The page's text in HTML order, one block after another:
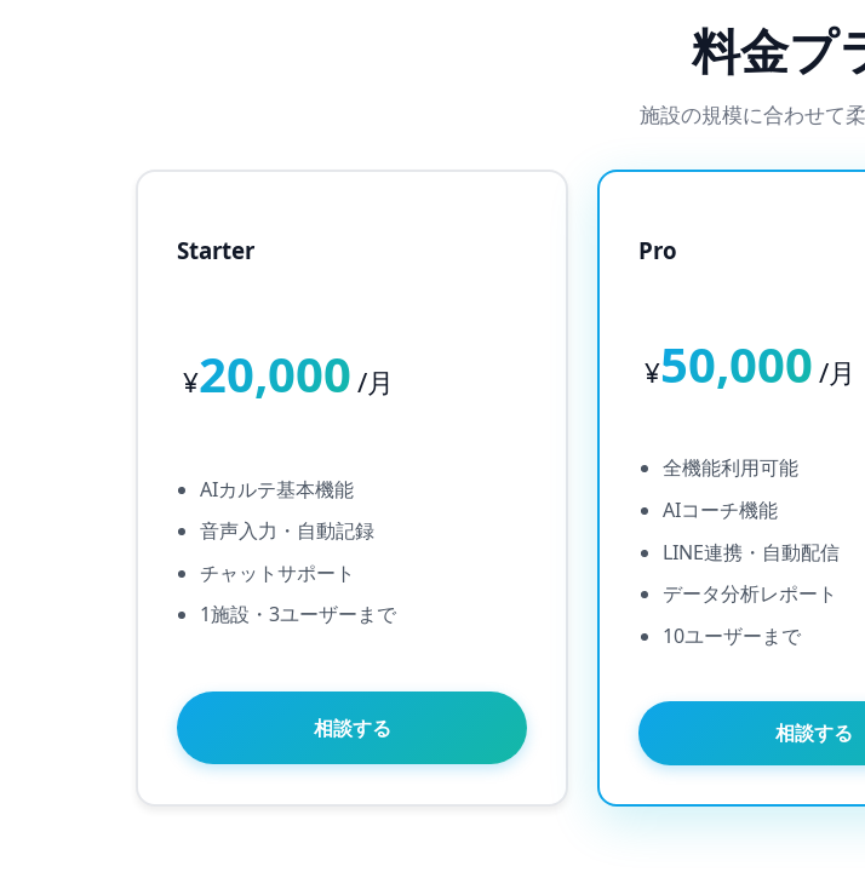
料金プ
施設の規模に合わせて
Starter
¥20,000/月
AIカルテ基本機能
音声入力・自動記録
チャットサポート
1施設・3ユーザーまで
相談する
Pro
¥50,000/月
全機能利用可能
AIコーチ機能
LINE連携・自動配信
データ分析レポート
10ユーザーまで
相談する